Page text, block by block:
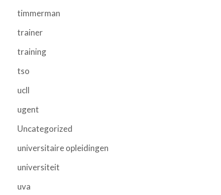
timmerman
trainer
training
tso
ucll
ugent
Uncategorized
universitaire opleidingen
universiteit
uva